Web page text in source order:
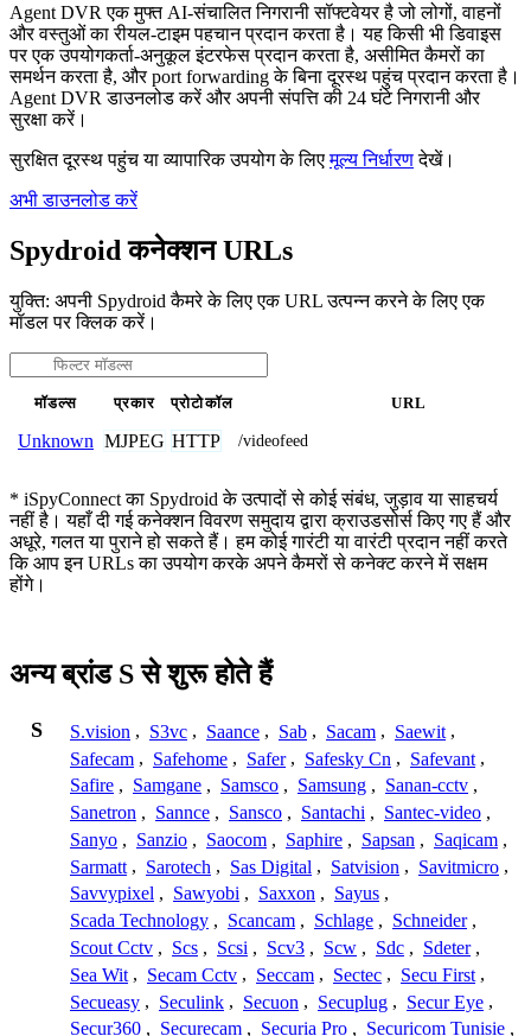
Agent DVR एक मुफ्त AI-संचालित निगरानी सॉफ्टवेयर है जो लोगों, वाहनों
और वस्तुओं का रीयल-टाइम पहचान प्रदान करता है। यह किसी भी डिवाइस
पर एक उपयोगकर्ता-अनुकूल इंटरफेस प्रदान करता है, असीमित कैमरों का
समर्थन करता है, और port forwarding के बिना दूरस्थ पहुंच प्रदान करता है।
Agent DVR डाउनलोड करें और अपनी संपत्ति की 24 घंटे निगरानी और
सुरक्षा करें।
सुरक्षित दूरस्थ पहुंच या व्यापारिक उपयोग के लिएमूल्य निर्धारणदेखें।
अभी डाउनलोड करें
Spydroid कनेक्शन URLs
युक्ति: अपनी Spydroid कैमरे के लिए एक URL उत्पन्न करने के लिए एक
मॉडल पर क्लिक करें।
मॉडल्स प्रकार प्रोटोकॉल URL
Unknown MJPEG HTTP /videofeed
* iSpyConnect का Spydroid के उत्पादों से कोई संबंध, जुड़ाव या साहचर्य
नहीं है। यहाँ दी गई कनेक्शन विवरण समुदाय द्वारा क्राउडसोर्स किए गए हैं और
अधूरे, गलत या पुराने हो सकते हैं। हम कोई गारंटी या वारंटी प्रदान नहीं करते
कि आप इन URLs का उपयोग करके अपने कैमरों से कनेक्ट करने में सक्षम
होंगे।
अन्य ब्रांड S से शुरू होते हैं
S S.vision , S3vc , Saance , Sab , Sacam , Saewit ,
Safecam , Safehome , Safer , Safesky Cn , Safevant ,
Safire , Samgane , Samsco , Samsung , Sanan-cctv ,
Sanetron , Sannce , Sansco , Santachi , Santec-video ,
Sanyo , Sanzio , Saocom , Saphire , Sapsan , Saqicam ,
Sarmatt , Sarotech , Sas Digital , Satvision , Savitmicro ,
Savvypixel , Sawyobi , Saxxon , Sayus ,
Scada Technology , Scancam , Schlage , Schneider ,
Scout Cctv , Scs , Scsi , Scv3 , Scw , Sdc , Sdeter ,
Sea Wit , Secam Cctv , Seccam , Sectec , Secu First ,
Secueasy , Seculink , Secuon , Secuplug , Secur Eye ,
Secur360 , Securecam , Securia Pro , Securicom Tunisie ,